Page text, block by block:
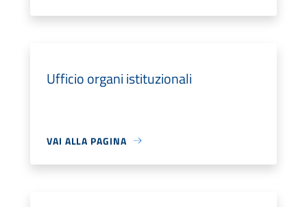
Ufficio organi istituzionali
VAI ALLA PAGINA